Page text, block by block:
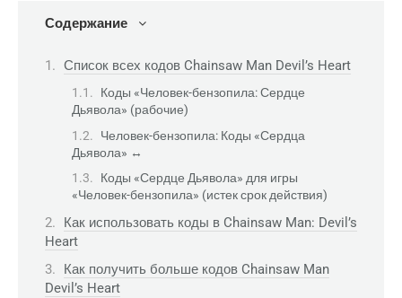
Содержание
Список всех кодов Chainsaw Man Devil’s Heart
Коды «Человек-бензопила: Сердце
Дьявола» (рабочие)
Человек-бензопила: Коды «Сердца
Дьявола» ↔
Коды «Сердце Дьявола» для игры
«Человек-бензопила» (истек срок действия)
Как использовать коды в Chainsaw Man: Devil’s
Heart
Как получить больше кодов Chainsaw Man
Devil’s Heart